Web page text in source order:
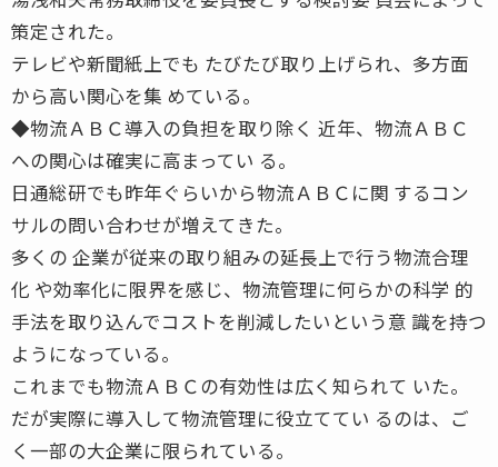
策定された。
テレビや新聞紙上でも たびたび取り上げられ、多方面
から高い関心を集 めている。
◆物流ＡＢＣ導入の負担を取り除く 近年、物流ＡＢＣ
への関心は確実に高まってい る。
日通総研でも昨年ぐらいから物流ＡＢＣに関 するコン
サルの問い合わせが増えてきた。
多くの 企業が従来の取り組みの延長上で行う物流合理
化 や効率化に限界を感じ、物流管理に何らかの科学 的
手法を取り込んでコストを削減したいという意 識を持つ
ようになっている。
これまでも物流ＡＢＣの有効性は広く知られて いた。
だが実際に導入して物流管理に役立ててい るのは、ご
く一部の大企業に限られている。